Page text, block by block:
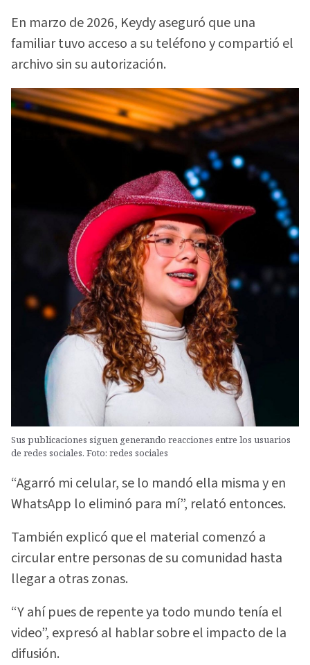
En marzo de 2026, Keydy aseguró que una
familiar tuvo acceso a su teléfono y compartió el
archivo sin su autorización.
Sus publicaciones siguen generando reacciones entre los usuarios
de redes sociales. Foto: redes sociales
“Agarró mi celular, se lo mandó ella misma y en
WhatsApp lo eliminó para mí”, relató entonces.
También explicó que el material comenzó a
circular entre personas de su comunidad hasta
llegar a otras zonas.
“Y ahí pues de repente ya todo mundo tenía el
video”, expresó al hablar sobre el impacto de la
difusión.